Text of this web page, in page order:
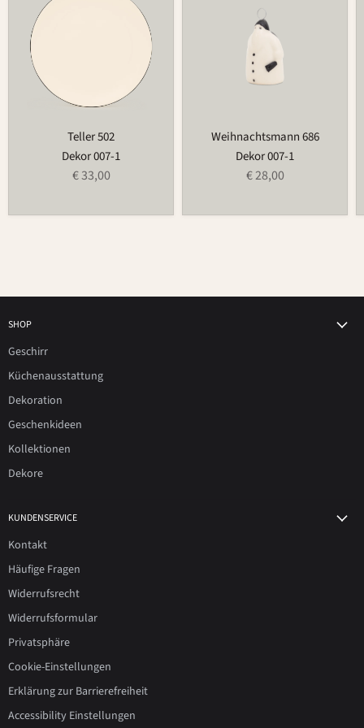
Teller 502
Dekor 007-1
€ 33,00
Weihnachtsmann 686
Dekor 007-1
€ 28,00
SHOP
Geschirr
Küchenausstattung
Dekoration
Geschenkideen
Kollektionen
Dekore
KUNDENSERVICE
Kontakt
Häufige Fragen
Widerrufsrecht
Widerrufsformular
Privatsphäre
Cookie-Einstellungen
Erklärung zur Barrierefreiheit
Accessibility Einstellungen